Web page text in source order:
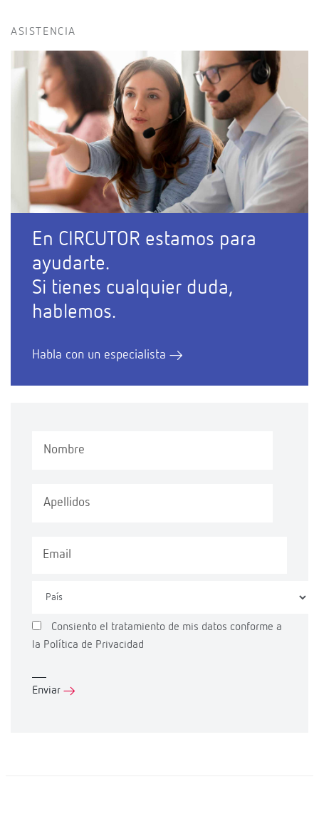
ASISTENCIA
En CIRCUTOR estamos para
ayudarte.
Si tienes cualquier duda,
hablemos.
Habla con un especialista
Consiento el tratamiento de mis datos conforme a
la Política de Privacidad